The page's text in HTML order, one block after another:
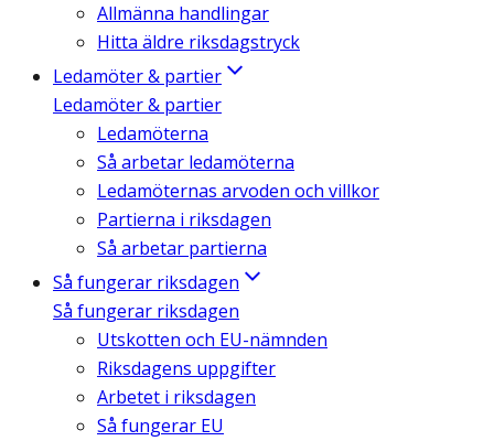
Allmänna handlingar
Hitta äldre riksdagstryck
Ledamöter & partier
Ledamöter & partier
Ledamöterna
Så arbetar ledamöterna
Ledamöternas arvoden och villkor
Partierna i riksdagen
Så arbetar partierna
Så fungerar riksdagen
Så fungerar riksdagen
Utskotten och EU-nämnden
Riksdagens uppgifter
Arbetet i riksdagen
Så fungerar EU